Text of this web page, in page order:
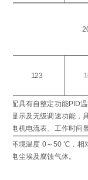
123
配具有自整定功能PID
显示及无级调速功能，
电机电流表、工作时间
环境温度 0～50 ℃，相
电尘埃及腐蚀气体。